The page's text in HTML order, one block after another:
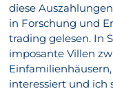
diese
in Forschung und
trading gelesen. In
imposante Villen
interessiert und ich